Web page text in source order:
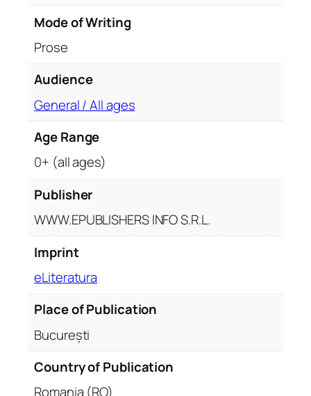
t
ă
m
I
a
Mode of Writing
Prose
Audience
General / All ages
Age Range
0+ (all ages)
Publisher
WWW.EPUBLISHERS INFO S.R.L.
Imprint
eLiteratura
Place of Publication
București
Country of Publication
Romania (RO)